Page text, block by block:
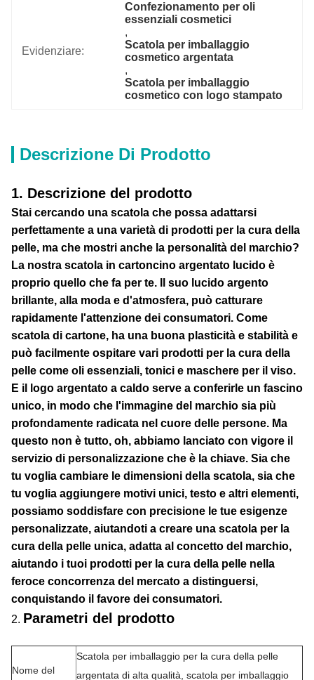
Evidenziare:
Confezionamento per oli
essenziali cosmetici
,
Scatola per imballaggio
cosmetico argentata
,
Scatola per imballaggio
cosmetico con logo stampato
Descrizione Di Prodotto
1. Descrizione del prodotto
Stai cercando una scatola che possa adattarsi
perfettamente a una varietà di prodotti per la cura della
pelle, ma che mostri anche la personalità del marchio?
La nostra scatola in cartoncino argentato lucido è
proprio quello che fa per te. Il suo lucido argento
brillante, alla moda e d'atmosfera, può catturare
rapidamente l'attenzione dei consumatori. Come
scatola di cartone, ha una buona plasticità e stabilità e
può facilmente ospitare vari prodotti per la cura della
pelle come oli essenziali, tonici e maschere per il viso.
E il logo argentato a caldo serve a conferirle un fascino
unico, in modo che l'immagine del marchio sia più
profondamente radicata nel cuore delle persone. Ma
questo non è tutto, oh, abbiamo lanciato con vigore il
servizio di personalizzazione che è la chiave. Sia che
tu voglia cambiare le dimensioni della scatola, sia che
tu voglia aggiungere motivi unici, testo e altri elementi,
possiamo soddisfare con precisione le tue esigenze
personalizzate, aiutandoti a creare una scatola per la
cura della pelle unica, adatta al concetto del marchio,
aiutando i tuoi prodotti per la cura della pelle nella
feroce concorrenza del mercato a distinguersi,
conquistando il favore dei consumatori.
2. Parametri del prodotto
Nome del
Scatola per imballaggio per la cura della pelle
argentata di alta qualità, scatola per imballaggio